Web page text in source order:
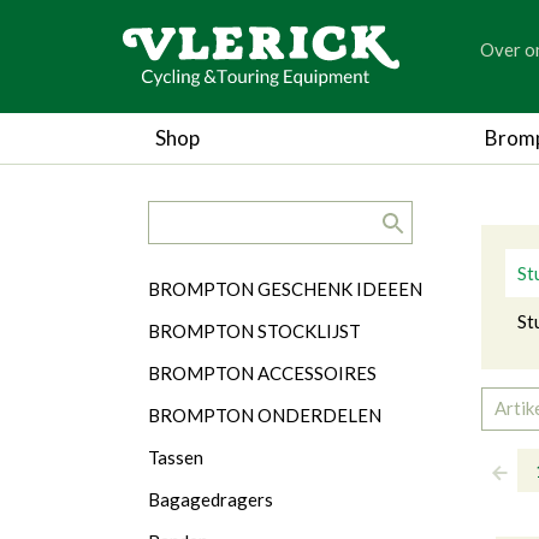
Over
Shop
Categorieën
BROMPTON GESCHENK IDEEEN
BROMPTON STOCKLIJST
BROMPTON ACCESSOIRES
BROMPTON ONDERDELEN
Tassen
Bagagedragers